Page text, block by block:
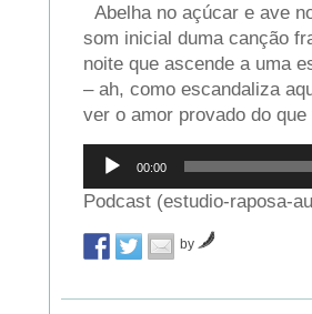
Abelha no açúcar e ave
som inicial duma canção
noite que ascende a uma
– ah, como escandaliza
ver o amor provado do
Reprodutor
áudio
00:00
Podcast (estudio-raposa-
by